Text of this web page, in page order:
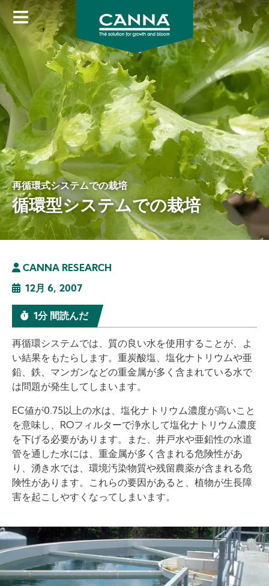
Skip
to
main
content
再循環式システムでの栽培
循環型システムでの栽培
CANNA RESEARCH
12月 6, 2007
1分 間読んだ
再循環システムでは、質の良い水を使用することが、よ
い結果をもたらします。重炭酸塩、塩化ナトリウムや亜
鉛、鉄、マンガンなどの重金属が多く含まれている水で
は問題が発生してしまいます。
EC値が0.75以上の水は、塩化ナトリウム濃度が高いこと
を意味し、ROフィルターで浄水して塩化ナトリウム濃度
を下げる必要があります。また、井戸水や亜鉛性の水道
管を通した水には、重金属が多く含まれる危険性があ
り、湧き水では、環境汚染物質や残留農薬が含まれる危
険性があります。これらの要因があると、植物が生長障
害を起こしやすくなってしまいます。
Image